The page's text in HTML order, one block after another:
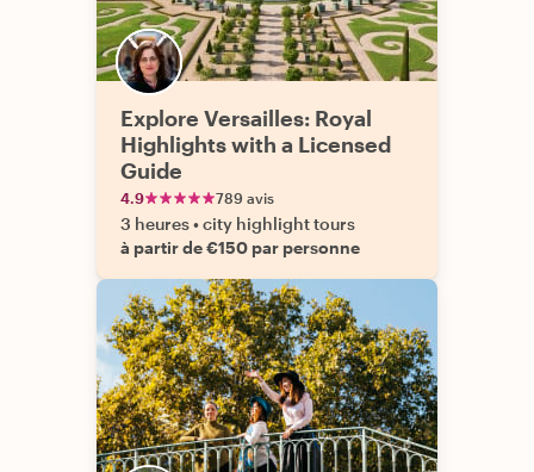
Explore Versailles: Royal
Highlights with a Licensed
Guide
4.9 789 avis
3 heures•city highlight tours
à partir de €150 par personne